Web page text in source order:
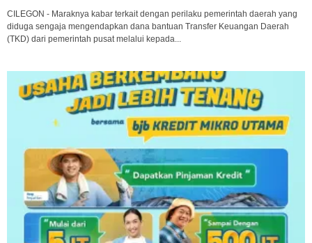
CILEGON - Maraknya kabar terkait dengan perilaku pemerintah daerah yang
diduga sengaja mengendapkan dana bantuan Transfer Keuangan Daerah
(TKD) dari pemerintah pusat melalui kepada...